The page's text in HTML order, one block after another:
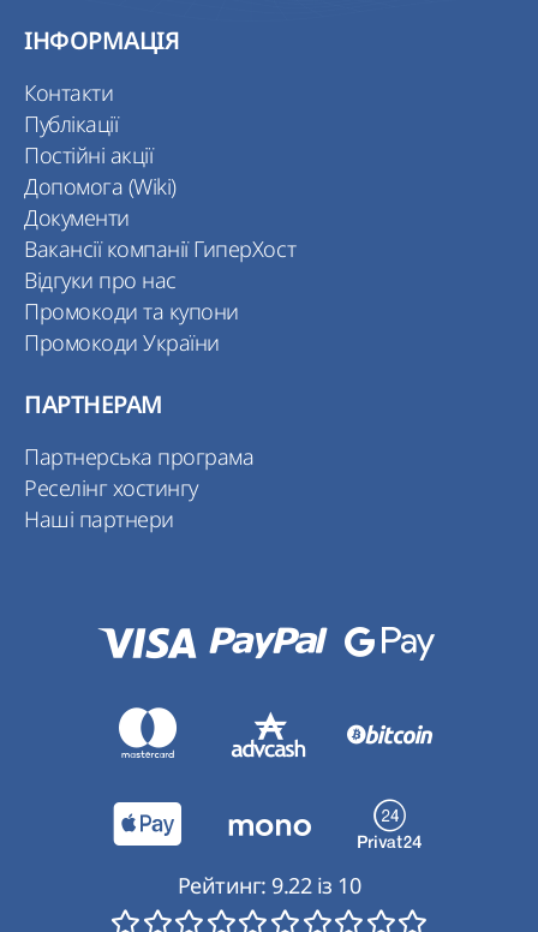
ІНФОРМАЦІЯ
Контакти
Публікації
Постійні акції
Допомога (Wiki)
Документи
Вакансії компанії ГиперХост
Відгуки про нас
Промокоди та купони
Промокоди України
ПАРТНЕРАМ
Партнерська програма
Реселінг хостингу
Наші партнери
Рейтинг: 9.22із 10